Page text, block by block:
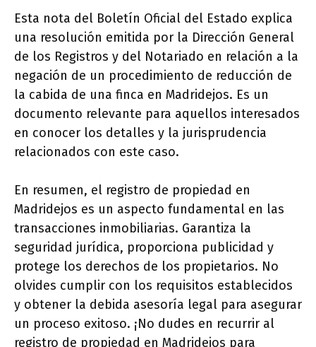
Esta nota del Boletín Oficial del Estado explica
una resolución emitida por la Dirección General
de los Registros y del Notariado en relación a la
negación de un procedimiento de reducción de
la cabida de una finca en Madridejos. Es un
documento relevante para aquellos interesados
en conocer los detalles y la jurisprudencia
relacionados con este caso.
En resumen, el registro de propiedad en
Madridejos es un aspecto fundamental en las
transacciones inmobiliarias. Garantiza la
seguridad jurídica, proporciona publicidad y
protege los derechos de los propietarios. No
olvides cumplir con los requisitos establecidos
y obtener la debida asesoría legal para asegurar
un proceso exitoso. ¡No dudes en recurrir al
registro de propiedad en Madridejos para